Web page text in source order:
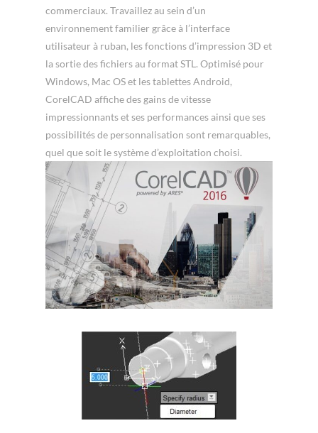
commerciaux. Travaillez au sein d’un
environnement familier grâce à l’interface
utilisateur à ruban, les fonctions d’impression 3D et
la sortie des fichiers au format STL. Optimisé pour
Windows, Mac OS et les tablettes Android,
CorelCAD affiche des gains de vitesse
impressionnants et ses performances ainsi que ses
possibilités de personnalisation sont remarquables,
quel que soit le système d’exploitation choisi.